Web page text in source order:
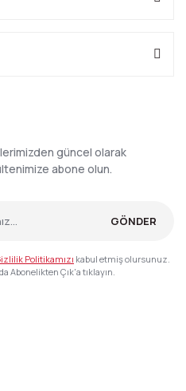
güncel olarak
abone olun.
GÖNDER
Politikamızı kabul etmiş olursunuz.
Abonelikten Çık'a tıklayın.